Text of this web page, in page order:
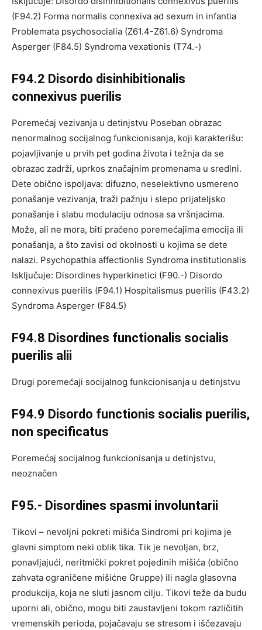
(F94.2) Forma normalis connexiva ad sexum in infantia
Problemata psychosocialia (Z61.4-Z61.6) Syndroma
Asperger (F84.5) Syndroma vexationis (T74.-)
F94.2 Disordo disinhibitionalis
connexivus puerilis
Poremećaj vezivanja u detinjstvu Poseban obrazac
nenormalnog socijalnog funkcionisanja, koji karakterišu:
pojavljivanje u prvih pet godina života i težnja da se
obrazac zadrži, uprkos značajnim promenama u sredini.
Dete obično ispoljava: difuzno, neselektivno usmereno
ponašanje vezivanja, traži pažnju i slepo prijateljsko
ponašanje i slabu modulaciju odnosa sa vršnjacima.
Može, ali ne mora, biti praćeno poremećajima emocija ili
ponašanja, a što zavisi od okolnosti u kojima se dete
nalazi. Psychopathia affectionlis Syndroma institutionalis
Isključuje: Disordines hyperkinetici (F90.-) Disordo
connexivus puerilis (F94.1) Hospitalismus puerilis (F43.2)
Syndroma Asperger (F84.5)
F94.8 Disordines functionalis socialis
puerilis alii
Drugi poremećaji socijalnog funkcionisanja u detinjstvu
F94.9 Disordo functionis socialis puerilis,
non specificatus
Poremećaj socijalnog funkcionisanja u detinjstvu,
neoznačen
F95.- Disordines spasmi involuntarii
Tikovi – nevoljni pokreti mišića Sindromi pri kojima je
glavni simptom neki oblik tika. Tik je nevoljan, brz,
ponavljajući, neritmički pokret pojedinih mišića (obično
zahvata ograničene mišićne Gruppe) ili nagla glasovna
produkcija, koja ne sluti jasnom cilju. Tikovi teže da budu
uporni ali, obično, mogu biti zaustavljeni tokom različitih
vremenskih perioda, pojačavaju se stresom i iščezavaju